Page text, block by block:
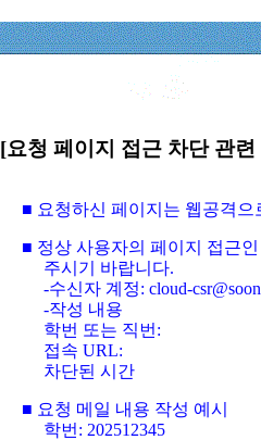
[요청 페이지 접근 차단 관
■ 요청하신 페이지는 웹공격
■ 정상 사용자의 페이지 접근
주시기 바랍니다.
-수신자 계정: cloud-
-작성 내용
학번 또는 직번:
접속 URL:
차단된 시간
■ 요청 메일 내용 작성 예시
학번: 202512345